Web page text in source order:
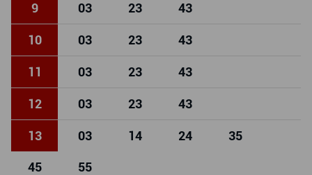
9 03 23 43
10 03 23 43
11 03 23 43
12 03 23 43
13 03 14 24 35
45 55